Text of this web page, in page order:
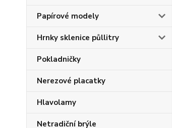
Papírové modely
Hrnky sklenice půllitry
Pokladničky
Nerezové placatky
Hlavolamy
Netradiční brýle